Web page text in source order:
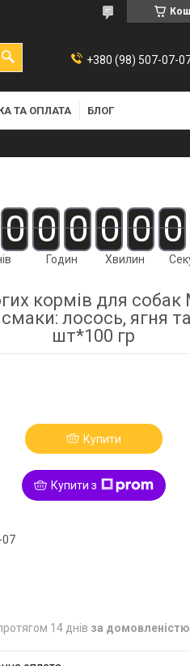
+380 (98) 507-07-
ТА ОПЛАТА БЛОГ
0 0 0
Годин
0 0
Хвилин
0
кормів для собак
смаки: лосось, ягня
шт*100 гр
Купити
Купити з
07
14 днів за домовленістю